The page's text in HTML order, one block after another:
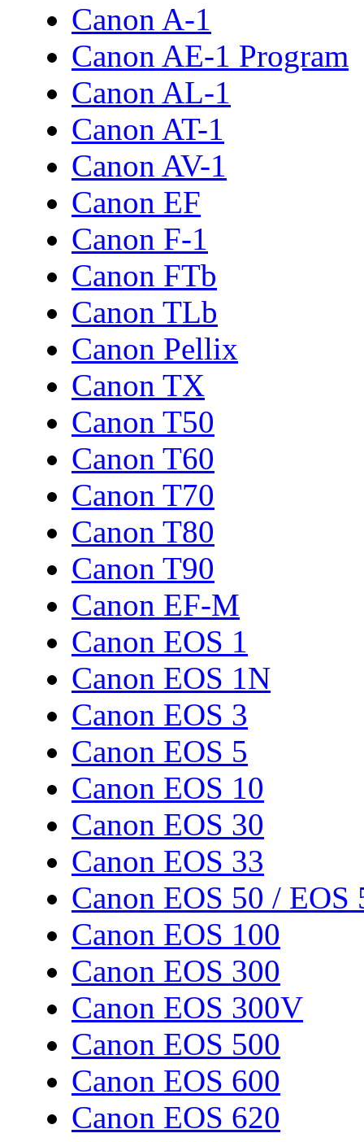
Canon A-1
Canon AE-1 Program
Canon AL-1
Canon AT-1
Canon AV-1
Canon EF
Canon F-1
Canon FTb
Canon TLb
Canon Pellix
Canon TX
Canon T50
Canon T60
Canon T70
Canon T80
Canon T90
Canon EF-M
Canon EOS 1
Canon EOS 1N
Canon EOS 3
Canon EOS 5
Canon EOS 10
Canon EOS 30
Canon EOS 33
Canon EOS 50 / EOS
Canon EOS 100
Canon EOS 300
Canon EOS 300V
Canon EOS 500
Canon EOS 600
Canon EOS 620